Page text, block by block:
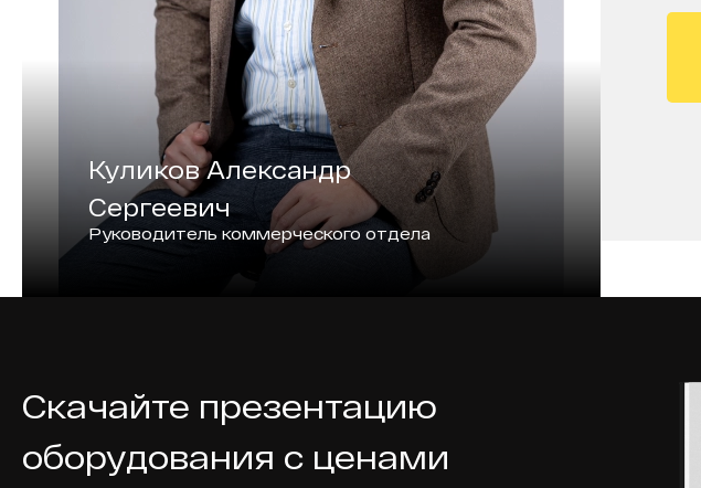
Куликов Александр
Сергеевич
Руководитель коммерческого отдела
Скачайте презентацию
оборудования с ценами